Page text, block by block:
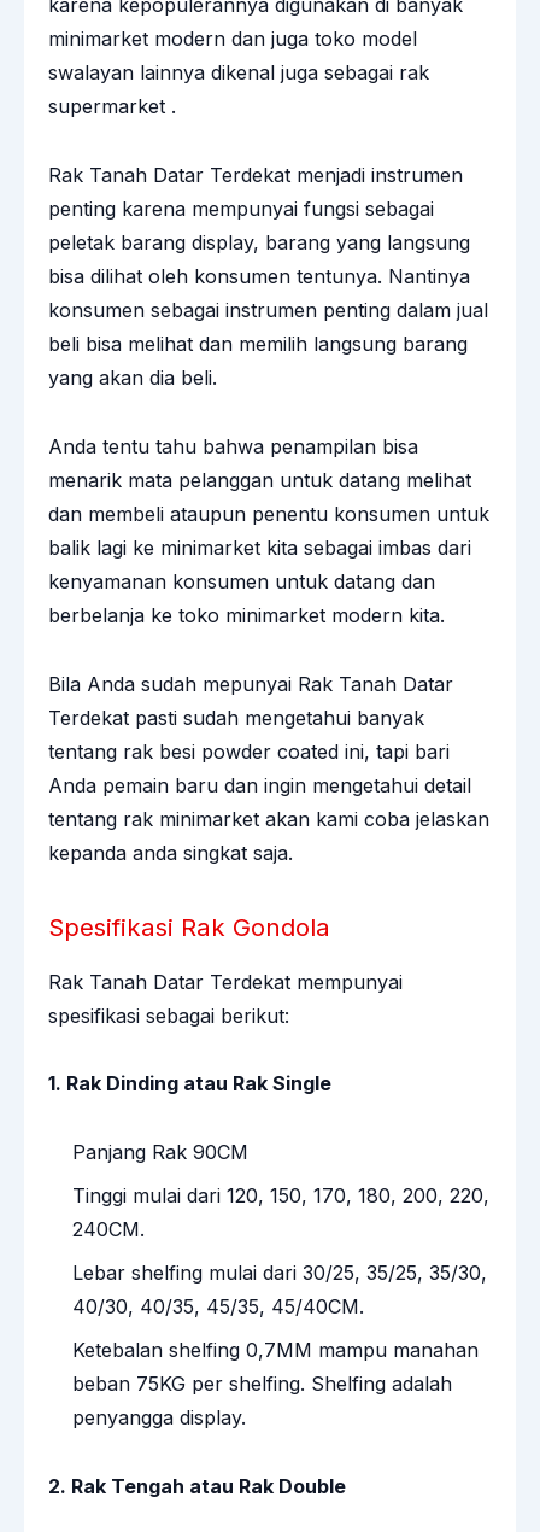
minimarket modern dan juga toko model
swalayan lainnya dikenal juga sebagai rak
supermarket .
Rak Tanah Datar Terdekat menjadi instrumen
penting karena mempunyai fungsi sebagai
peletak barang display, barang yang langsung
bisa dilihat oleh konsumen tentunya. Nantinya
konsumen sebagai instrumen penting dalam jual
beli bisa melihat dan memilih langsung barang
yang akan dia beli.
Anda tentu tahu bahwa penampilan bisa
menarik mata pelanggan untuk datang melihat
dan membeli ataupun penentu konsumen untuk
balik lagi ke minimarket kita sebagai imbas dari
kenyamanan konsumen untuk datang dan
berbelanja ke toko minimarket modern kita.
Bila Anda sudah mepunyai Rak Tanah Datar
Terdekat pasti sudah mengetahui banyak
tentang rak besi powder coated ini, tapi bari
Anda pemain baru dan ingin mengetahui detail
tentang rak minimarket akan kami coba jelaskan
kepanda anda singkat saja.
Spesifikasi Rak Gondola​
Rak Tanah Datar Terdekat mempunyai
spesifikasi sebagai berikut:
1. Rak Dinding atau Rak Single
Panjang Rak 90CM
Tinggi mulai dari 120, 150, 170, 180, 200, 220,
240CM.
Lebar shelfing mulai dari 30/25, 35/25, 35/30,
40/30, 40/35, 45/35, 45/40CM.
Ketebalan shelfing 0,7MM mampu manahan
beban 75KG per shelfing. Shelfing adalah
penyangga display.
2. Rak Tengah atau Rak Double